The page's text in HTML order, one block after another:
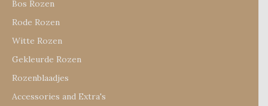
Bos Rozen
Rode Rozen
Witte Rozen
Gekleurde Rozen
Rozenblaadjes
Accessories and Extra's